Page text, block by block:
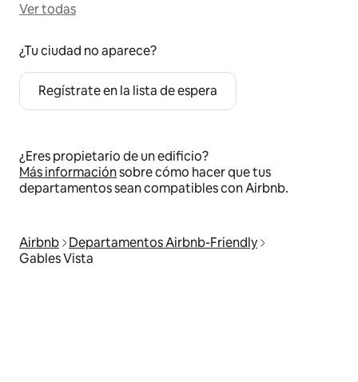
Ver todas
¿Tu ciudad no aparece?
Regístrate en la lista de espera
¿Eres propietario de un edificio?
Más informaciónsobre cómo hacer que tus
departamentos sean compatibles con Airbnb.
Airbnb
Departamentos Airbnb-Friendly
Gables Vista